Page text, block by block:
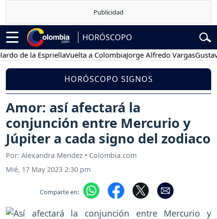
HORÓSCOPO
la EspriellaVuelta a ColombiaJorge Alfredo VargasGustavo
HORÓSCOPO SIGNOS
Amor: así afectará la
conjunción entre Mercurio y
Júpiter a cada signo del zodiaco
Por: Alexandra Mendez • Colombia.com
Mié, 17 May 2023 2:30 pm
Comparte en: